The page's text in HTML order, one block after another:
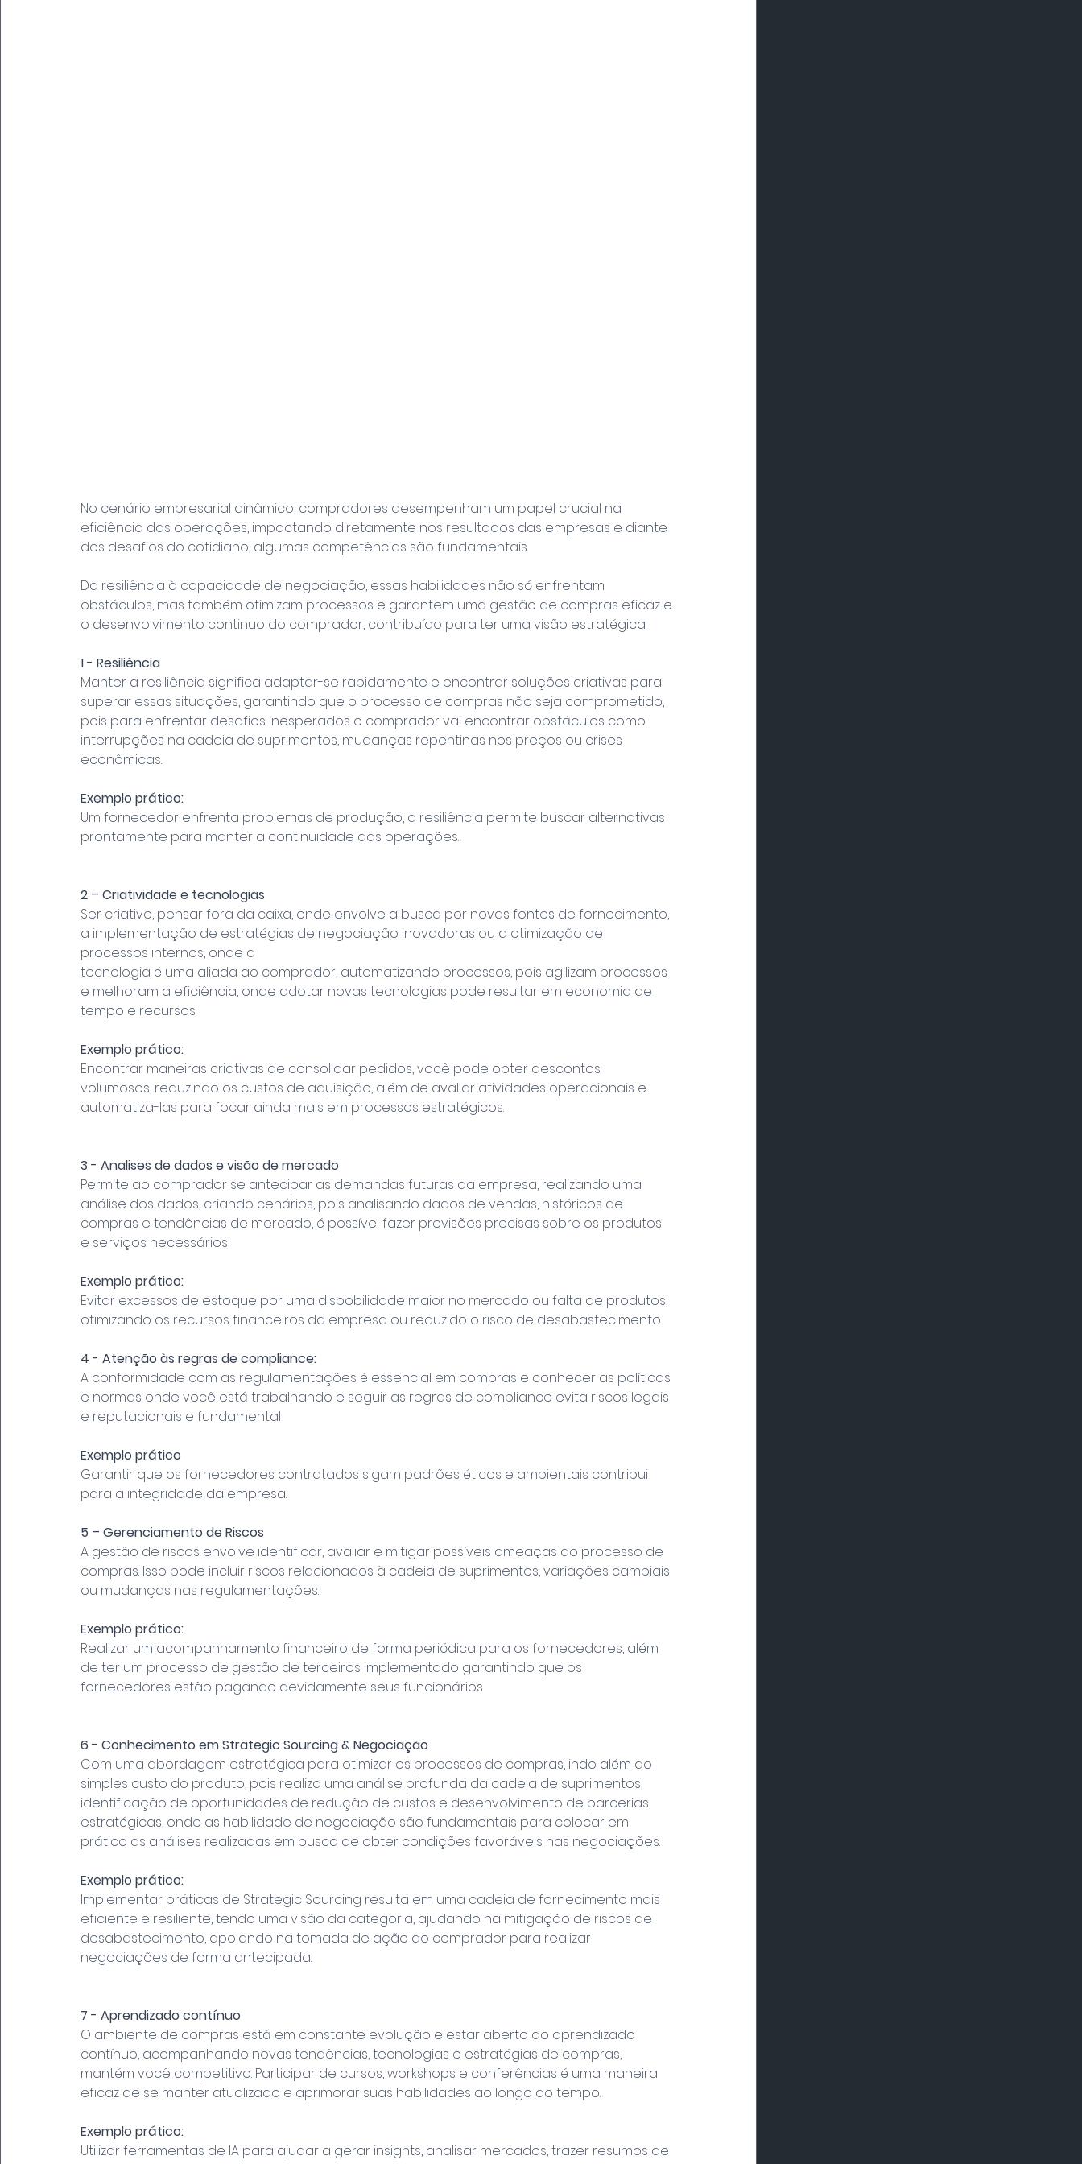
No cenário empresarial dinâmico, compradores desempenham um papel crucial na
eficiência das operações, impactando diretamente nos resultados das empresas e diante
dos desafios do cotidiano, algumas competências são fundamentais
Da resiliência à capacidade de negociação, essas habilidades não só enfrentam
obstáculos, mas também otimizam processos e garantem uma gestão de compras eficaz e
o desenvolvimento continuo do comprador, contribuído para ter uma visão estratégica.
1 - Resiliência
Manter a resiliência significa adaptar-se rapidamente e encontrar soluções criativas para
superar essas situações, garantindo que o processo de compras não seja comprometido,
pois para enfrentar desafios inesperados o comprador vai encontrar obstáculos como
interrupções na cadeia de suprimentos, mudanças repentinas nos preços ou crises
econômicas.
Exemplo prático:
Um fornecedor enfrenta problemas de produção, a resiliência permite buscar alternativas
prontamente para manter a continuidade das operações.
2 – Criatividade e tecnologias
Ser criativo, pensar fora da caixa, onde envolve a busca por novas fontes de fornecimento,
a implementação de estratégias de negociação inovadoras ou a otimização de
processos internos, onde a
tecnologia é uma aliada ao comprador, automatizando processos, pois agilizam processos
e melhoram a eficiência, onde adotar novas tecnologias pode resultar em economia de
tempo e recursos
Exemplo prático:
Encontrar maneiras criativas de consolidar pedidos, você pode obter descontos
volumosos, reduzindo os custos de aquisição, além de avaliar atividades operacionais e
automatiza-las para focar ainda mais em processos estratégicos.
3 - Analises de dados e visão de mercado
Permite ao comprador se antecipar as demandas futuras da empresa, realizando uma
análise dos dados, criando cenários, pois analisando dados de vendas, históricos de
compras e tendências de mercado, é possível fazer previsões precisas sobre os produtos
e serviços necessários
Exemplo prático:
Evitar excessos de estoque por uma dispobilidade maior no mercado ou falta de produtos,
otimizando os recursos financeiros da empresa ou reduzido o risco de desabastecimento
4 - Atenção às regras de compliance:
A conformidade com as regulamentações é essencial em compras e conhecer as políticas
e normas onde você está trabalhando e seguir as regras de compliance evita riscos legais
e reputacionais e fundamental
Exemplo prático
Garantir que os fornecedores contratados sigam padrões éticos e ambientais contribui
para a integridade da empresa.
5 – Gerenciamento de Riscos
A gestão de riscos envolve identificar, avaliar e mitigar possíveis ameaças ao processo de
compras. Isso pode incluir riscos relacionados à cadeia de suprimentos, variações cambiais
ou mudanças nas regulamentações.
Exemplo prático:
Realizar um acompanhamento financeiro de forma periódica para os fornecedores, além
de ter um processo de gestão de terceiros implementado garantindo que os
fornecedores estão pagando devidamente seus funcionários
6 - Conhecimento em Strategic Sourcing & Negociação
Com uma abordagem estratégica para otimizar os processos de compras, indo além do
simples custo do produto, pois realiza uma análise profunda da cadeia de suprimentos,
identificação de oportunidades de redução de custos e desenvolvimento de parcerias
estratégicas, onde as habilidade de negociação são fundamentais para colocar em
prático as análises realizadas em busca de obter condições favoráveis nas negociações.
Exemplo prático:
Implementar práticas de Strategic Sourcing resulta em uma cadeia de fornecimento mais
eficiente e resiliente, tendo uma visão da categoria, ajudando na mitigação de riscos de
desabastecimento, apoiando na tomada de ação do comprador para realizar
negociações de forma antecipada.
7 - Aprendizado contínuo
O ambiente de compras está em constante evolução e estar aberto ao aprendizado
contínuo, acompanhando novas tendências, tecnologias e estratégias de compras,
mantém você competitivo. Participar de cursos, workshops e conferências é uma maneira
eficaz de se manter atualizado e aprimorar suas habilidades ao longo do tempo.
Exemplo prático:
Utilizar ferramentas de IA para ajudar a gerar insights, analisar mercados, trazer resumos de